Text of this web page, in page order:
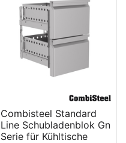
Combisteel Standard
Line Schubladenblok Gn
Serie für Kühltische